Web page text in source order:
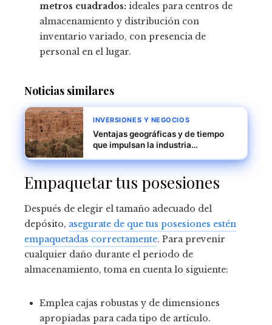
metros cuadrados: ideales para centros de
almacenamiento y distribución con
inventario variado, con presencia de
personal en el lugar.
Noticias similares
INVERSIONES Y NEGOCIOS
Ventajas geográficas y de tiempo
que impulsan la industria
Empaquetar tus posesiones
Después de elegir el tamaño adecuado del
depósito, asegurate de que tus posesiones estén
empaquetadas correctamente. Para prevenir
cualquier daño durante el periodo de
almacenamiento, toma en cuenta lo siguiente:
Emplea cajas robustas y de dimensiones
apropiadas para cada tipo de artículo.